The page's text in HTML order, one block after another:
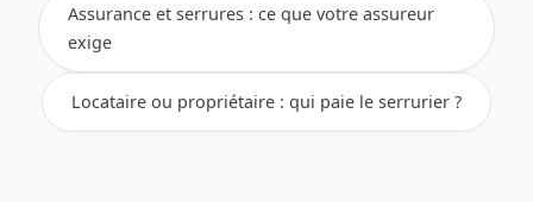
Assurance et serrures : ce que votre assureur
exige
Locataire ou propriétaire : qui paie le serrurier ?